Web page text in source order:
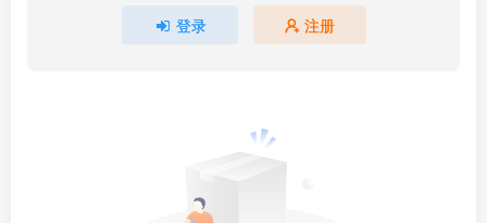
登录 注册